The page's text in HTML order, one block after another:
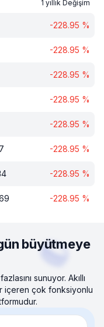
1 yıllık Değişim
-228.95 %
-228.95 %
-228.95 %
-228.95 %
-228.95 %
-228.95 %
-228.95 %
-228.95 %
büyütmeye
sunuyor. Akıllı
içeren çok fonksiyonlu